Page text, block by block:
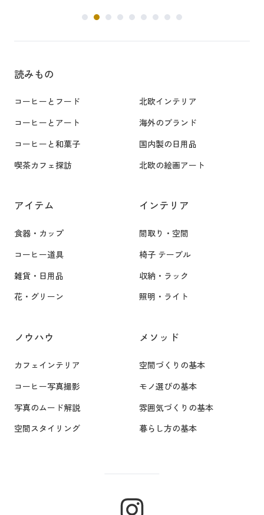
読みもの
コーヒーとフード
コーヒーとアート
コーヒーと和菓子
喫茶カフェ探訪
北欧インテリア
海外のブランド
国内製の日用品
北欧の絵画アート
アイテム
食器・カップ
コーヒー道具
雑貨・日用品
花・グリーン
インテリア
間取り・空間
椅子 テーブル
収納・ラック
照明・ライト
ノウハウ
カフェインテリア
コーヒー写真撮影
写真のムード解説
空間スタイリング
メソッド
空間づくりの基本
モノ選びの基本
雰囲気づくりの基本
暮らし方の基本